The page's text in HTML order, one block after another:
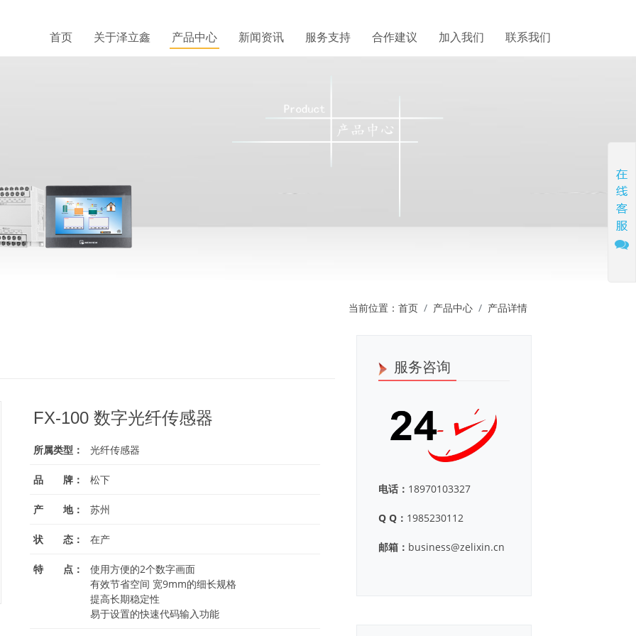
首页 关于泽立鑫 产品中心 新闻资讯 服务支持 合作建议 加入我们 联系我们
当前位置： 首页 产品中心 产品详情
FX-100 数字光纤传感器
所属类型： 光纤传感器
品 牌： 松下
产 地： 苏州
状 态： 在产
特 点：
使用方便的2个数字画面
有效节省空间 宽9mm的细长规格
提高长期稳定性
易于设置的快速代码输入功能
服务咨询
电话： 18970103327
Q Q： 1985230112
邮箱： business@zelixin.cn